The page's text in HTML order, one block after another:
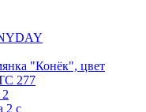
"Конёк", цвет
277
2 с